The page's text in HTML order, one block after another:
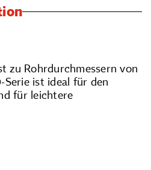
zu Rohrdurchmessern von
Serie ist ideal für den
für leichtere